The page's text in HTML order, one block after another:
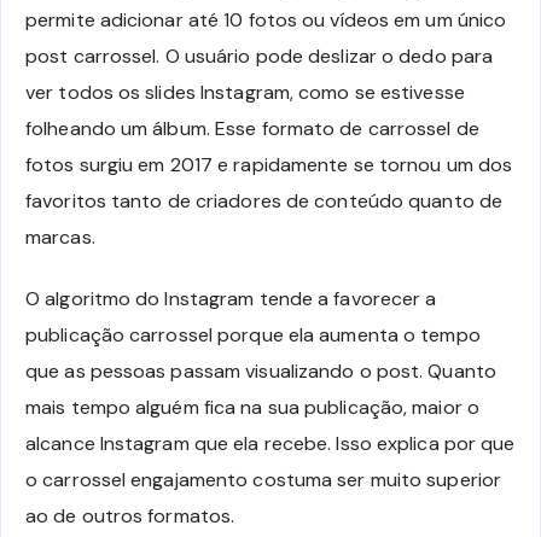
permite adicionar até 10 fotos ou vídeos em um único
post carrossel. O usuário pode deslizar o dedo para
ver todos os slides Instagram, como se estivesse
folheando um álbum. Esse formato de carrossel de
fotos surgiu em 2017 e rapidamente se tornou um dos
favoritos tanto de criadores de conteúdo quanto de
marcas.
O algoritmo do Instagram tende a favorecer a
publicação carrossel porque ela aumenta o tempo
que as pessoas passam visualizando o post. Quanto
mais tempo alguém fica na sua publicação, maior o
alcance Instagram que ela recebe. Isso explica por que
o carrossel engajamento costuma ser muito superior
ao de outros formatos.